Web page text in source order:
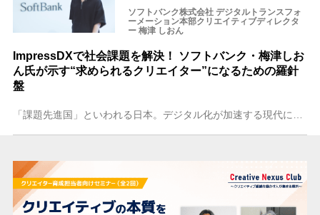
ソフトバンク株式会社 デジタルトランスフォ
ーメーション本部クリエイティブディレクタ
ー 梅津 しおん
ImpressDXで社会課題を解決！ ソフトバンク・梅津しお
ん氏が示す“求められるクリエイター”になるための羅針
盤